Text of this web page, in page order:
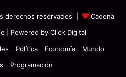
derechos reservados |
Cadena
| Powered by Click Digital
Política Economía
Mundo
Programación